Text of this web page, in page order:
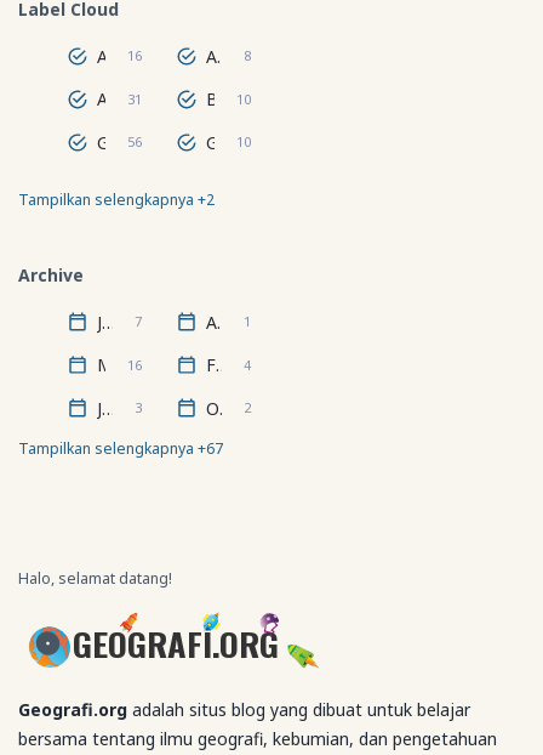
Label Cloud
16 Astronomi 8
31 10
56 10
Hidrosfer 24
Tampilkan selengkapnya +2
Archive
Juli 7 April 1
16 Februari 4
Januari 3 Oktober 2
Tampilkan selengkapnya +67
Halo, selamat datang!
GEOGRAFI.ORG
Geografi.org adalah situs blog yang dibuat untuk belajar
bersama tentang ilmu geografi, kebumian, dan pengetahuan